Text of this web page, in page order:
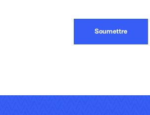
Soumettre